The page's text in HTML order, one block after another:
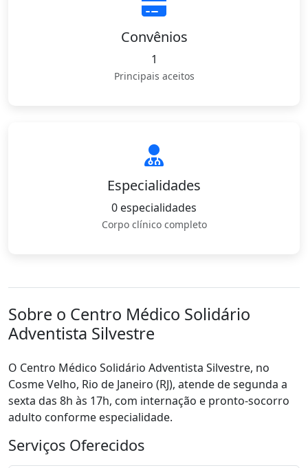
Convênios
1
Principais aceitos
Especialidades
0 especialidades
Corpo clínico completo
Sobre o Centro Médico Solidário
Adventista Silvestre
O Centro Médico Solidário Adventista Silvestre, no
Cosme Velho, Rio de Janeiro (RJ), atende de segunda a
sexta das 8h às 17h, com internação e pronto-socorro
adulto conforme especialidade.
Serviços Oferecidos